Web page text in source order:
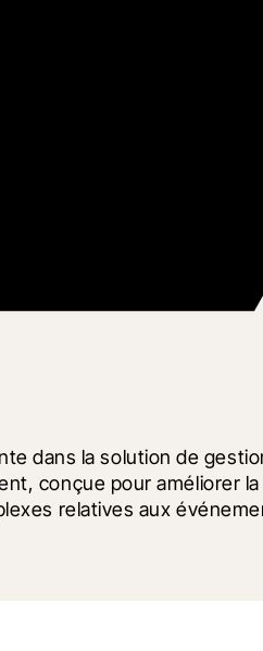
dans la solution de
conçue pour améliorer
relatives aux